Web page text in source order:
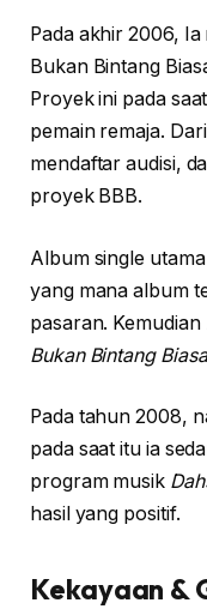
Pada akhir 2006,
Bukan Bintang
Proyek ini pada
pemain remaja.
mendaftar audisi,
proyek BBB.
Album single
yang mana album
pasaran. Kemudian
Bukan Bintang
Pada tahun 2008,
pada saat itu ia
program musik
hasil yang positif.
Kekayaan &